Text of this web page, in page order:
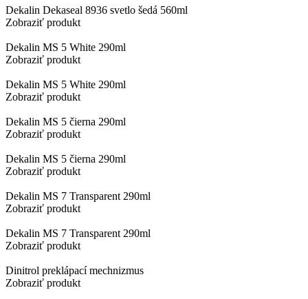
Dekalin Dekaseal 8936 svetlo šedá 560ml
Zobraziť produkt
Dekalin MS 5 White 290ml
Zobraziť produkt
Dekalin MS 5 White 290ml
Zobraziť produkt
Dekalin MS 5 čierna 290ml
Zobraziť produkt
Dekalin MS 5 čierna 290ml
Zobraziť produkt
Dekalin MS 7 Transparent 290ml
Zobraziť produkt
Dekalin MS 7 Transparent 290ml
Zobraziť produkt
Dinitrol preklápací mechnizmus
Zobraziť produkt